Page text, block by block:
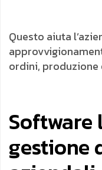
Questo aiuta
ordini, produzione
Software
gestione